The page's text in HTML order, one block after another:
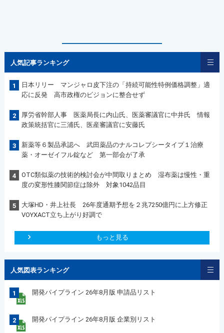
人気記事ランキング
1
日本リリー マンジャロ皮下注の「持続可能性特例価格調整」適
応に反発 高市政権のビジョンに整合せず
2
厚労省幹部人事 医薬局長に内山氏、医薬審議官に中井氏 情報
政策統括官に三浦氏、医産審議官に安藤氏
3
新薬等６製品承認へ 武田薬品のナルコレプシータイプ１治療
薬・オーゼイフル錠など 第一部会が了承
4
OTC類似薬の技術的検討会が中間取りまとめ 湿布薬は慢性・重
度の変形性膝関節症は除外 対象1042品目
5
大塚HD・井上社長 26年度通期予想を２兆7250億円に上方修正
VOYXACT立ち上がり好調で
もっと見る
人気図表ランキング
1 開発パイプライン 26年8月版 申請品リスト
2 開発パイプライン 26年8月版 企業別リスト